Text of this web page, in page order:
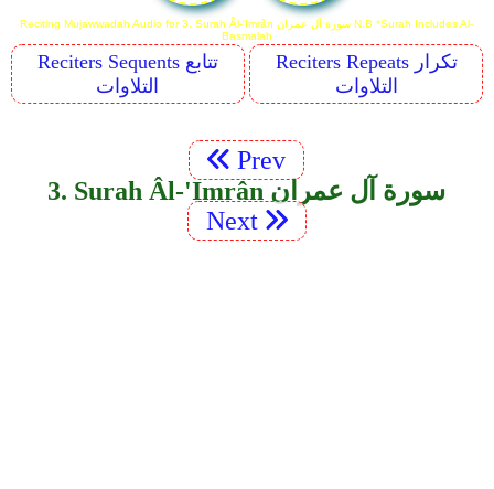
Reciting Mujawwadah Audio for 3. Surah Âl-'Imrân سورة آل عمران N.B *Surah Includes Al-
Basmalah
Reciters Sequents تتابع
التلاوات
Reciters Repeats تكرار
التلاوات
Prev
3. Surah Âl-'Imrân سورة آل عمران
Next